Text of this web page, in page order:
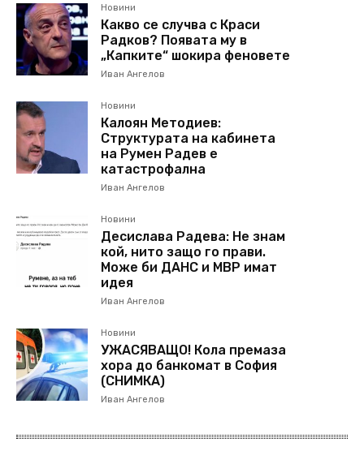
Новини
Какво се случва с Краси
Радков? Появата му в
„Капките“ шокира феновете
Иван Ангелов
Новини
Калоян Методиев:
Структурата на кабинета
на Румен Радев е
катастрофална
Иван Ангелов
Новини
Десислава Радева: Не знам
кой, нито защо го прави.
Може би ДАНС и МВР имат
идея
Иван Ангелов
Новини
УЖАСЯВАЩО! Кола премаза
хора до банкомат в София
(СНИМКА)
Иван Ангелов